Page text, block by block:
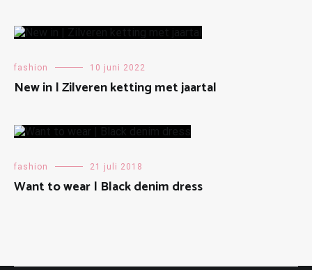
fashion 10 juni 2022
New in | Zilveren ketting met jaartal
fashion 21 juli 2018
Want to wear | Black denim dress